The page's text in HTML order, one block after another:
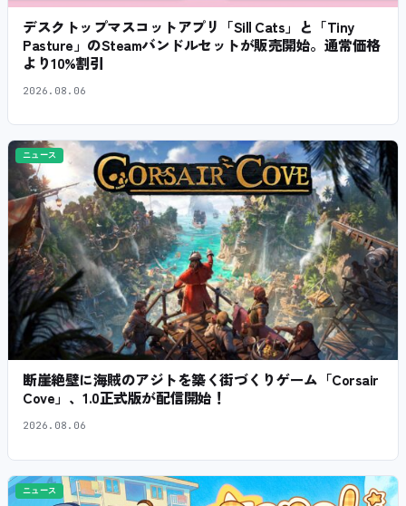
デスクトップマスコットアプリ「Sill Cats」と「Tiny
Pasture」のSteamバンドルセットが販売開始。通常価格
より10%割引
2026.08.06
ニュース
断崖絶壁に海賊のアジトを築く街づくりゲーム「Corsair
Cove」、1.0正式版が配信開始！
2026.08.06
ニュース